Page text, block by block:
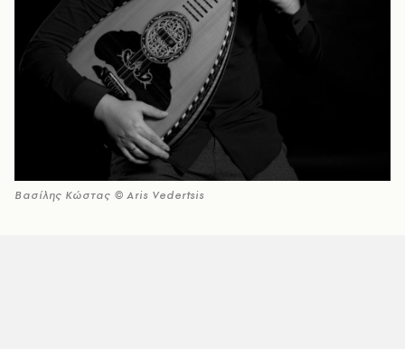
Βασίλης Κώστας © Aris Vedertsis